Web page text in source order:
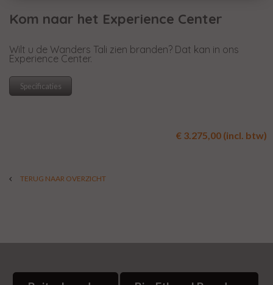
Kom naar het Experience Center
Wilt u de Wanders Tali zien branden? Dat kan in ons
Experience Center.
Specificaties
€ 3.275,00 (incl. btw)
TERUG NAAR OVERZICHT